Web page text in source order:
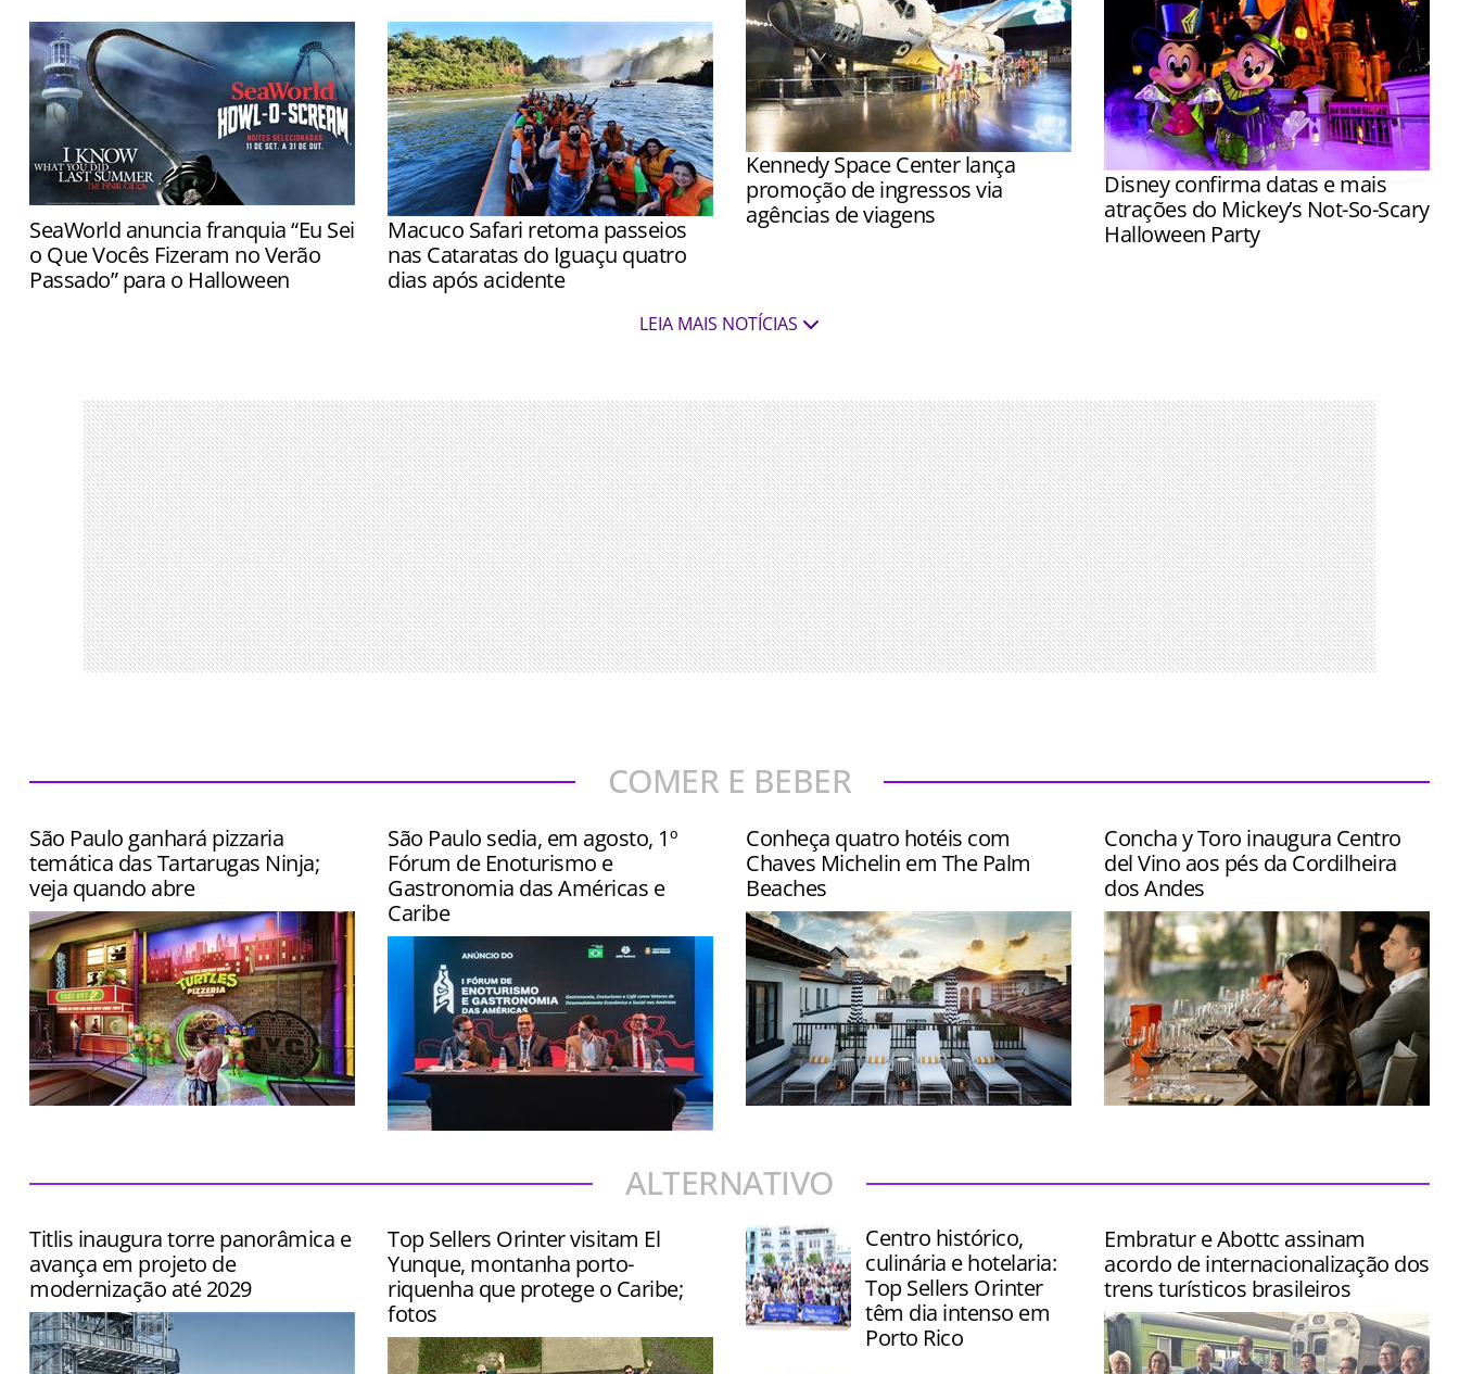
Número de turistas em Barcelona diminuiu, mas gasto médio aumentou, segundo
Agência Catalana de Turismo
Kennedy Space Center lança
promoção de ingressos via
agências de viagens
Disney confirma datas e mais
atrações do Mickey’s Not-So-Scary
Halloween Party
SeaWorld anuncia franquia “Eu Sei
o Que Vocês Fizeram no Verão
Passado” para o Halloween
Macuco Safari retoma passeios
nas Cataratas do Iguaçu quatro
dias após acidente
Passeios voltaram a ser realizados aLEIA MAIS NOTÍCIAS
COMER E BEBER
São Paulo ganhará pizzaria
temática das Tartarugas Ninja;
veja quando abre
São Paulo sedia, em agosto, 1º
Fórum de Enoturismo e
Gastronomia das Américas e
Caribe
exposição de produtos como vinhos,
queijos, cafés e chocolates
Conheça quatro hotéis com
Chaves Michelin em The Palm
Beaches
alto padrão
Concha y Toro inaugura Centro
del Vino aos pés da Cordilheira
dos Andes
ALTERNATIVO
Titlis inaugura torre panorâmica e
avança em projeto de
modernização até 2029
Top Sellers Orinter visitam El
Yunque, montanha porto-
riquenha que protege o Caribe;
fotos
Centro histórico,
culinária e hotelaria:
Top Sellers Orinter
têm dia intenso em
Porto Rico
Embratur e Abottc assinam
acordo de internacionalização dos
trens turísticos brasileiros